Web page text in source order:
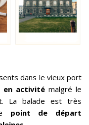
dans le vieux port
en activité malgré le
La balade est très
point de départ